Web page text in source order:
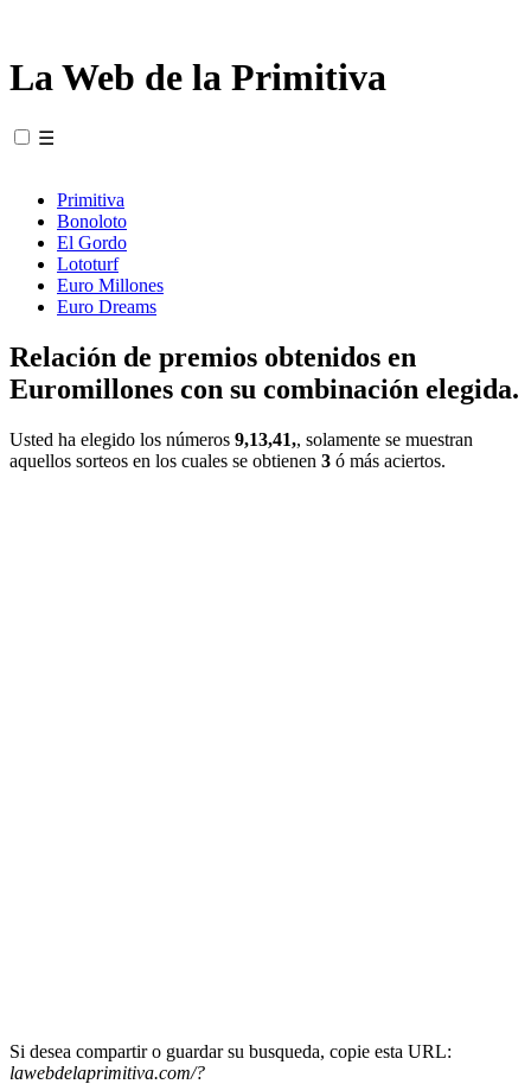
La Web de la Primitiva
☰
Primitiva
Bonoloto
El Gordo
Lototurf
Euro Millones
Euro Dreams
Relación de premios obtenidos en
Euromillones con su combinación elegida.
Usted ha elegido los números 9,13,41,, solamente se muestran
aquellos sorteos en los cuales se obtienen 3 ó más aciertos.
Si desea compartir o guardar su busqueda, copie esta URL:
lawebdelaprimitiva.com/?